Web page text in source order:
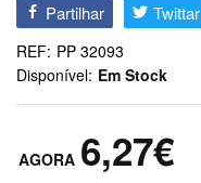
Partilhar Twittar
REF: PP 32093
Disponível: Em Stock
6,27€